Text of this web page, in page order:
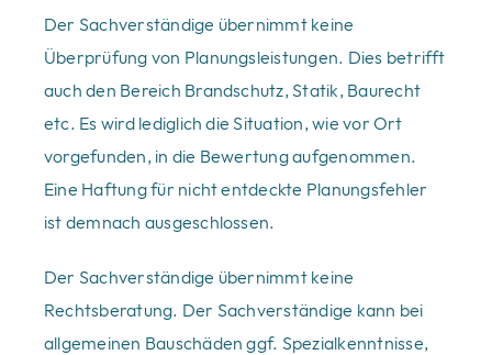
Der Sachverständige übernimmt keine
Überprüfung von Planungsleistungen. Dies betrifft
auch den Bereich Brandschutz, Statik, Baurecht
etc. Es wird lediglich die Situation, wie vor Ort
vorgefunden, in die Bewertung aufgenommen.
Eine Haftung für nicht entdeckte Planungsfehler
ist demnach ausgeschlossen.
Der Sachverständige übernimmt keine
Rechtsberatung. Der Sachverständige kann bei
allgemeinen Bauschäden ggf. Spezialkenntnisse,